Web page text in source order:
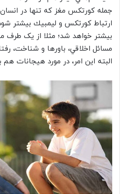
جمله كورتكس مغز که تنها در انسان‌
ارتباط كورتكس و ليمبيك بيشتر
بيشتر خواهد شد؛ مثلا از یک طرف
مسائل اخلاقي، باورها و شناخت،
البته این امر، در مورد هيجانات